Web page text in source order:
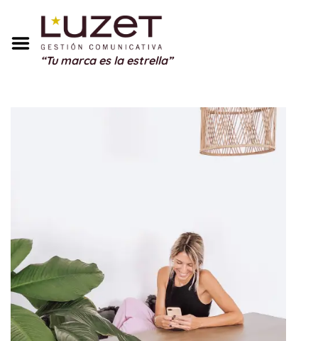
“Tu marca es la estrella”
Inicio
Sobre Mí